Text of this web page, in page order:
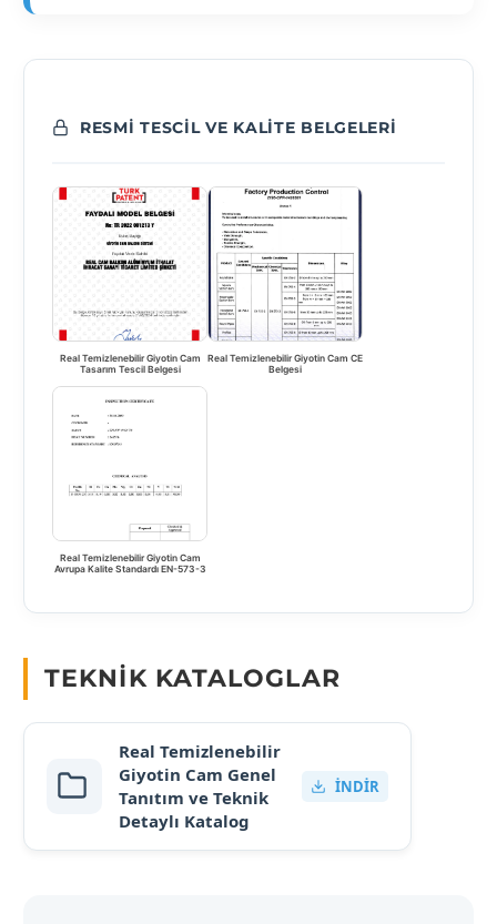
RESMI TESCIL VE KALITE BELGELERI
Real Temizlenebilir Giyotin Cam
Tasarım Tescil Belgesi
Real Temizlenebilir Giyotin Cam CE
Belgesi
Real Temizlenebilir Giyotin Cam
Avrupa Kalite Standardı EN-573-3
TEKNIK KATALOGLAR
Real Temizlenebilir
Giyotin Cam Genel
Tanıtım ve Teknik
Detaylı Katalog
İNDIR